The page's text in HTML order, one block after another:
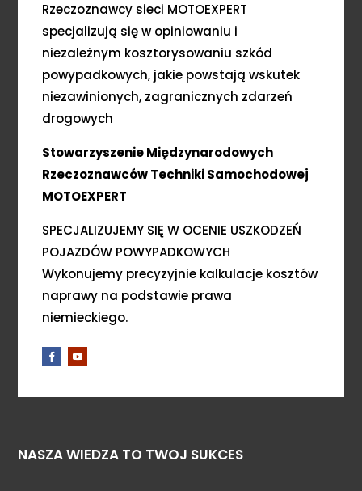
Rzeczoznawcy sieci MOTOEXPERT
specjalizują się w opiniowaniu i
niezależnym kosztorysowaniu szkód
powypadkowych, jakie powstają wskutek
niezawinionych, zagranicznych zdarzeń
drogowych
Stowarzyszenie Międzynarodowych
Rzeczoznawców Techniki Samochodowej
MOTOEXPERT
SPECJALIZUJEMY SIĘ W OCENIE USZKODZEŃ
POJAZDÓW POWYPADKOWYCH
Wykonujemy precyzyjnie kalkulacje kosztów
naprawy na podstawie prawa
niemieckiego.
NASZA WIEDZA TO TWOJ SUKCES